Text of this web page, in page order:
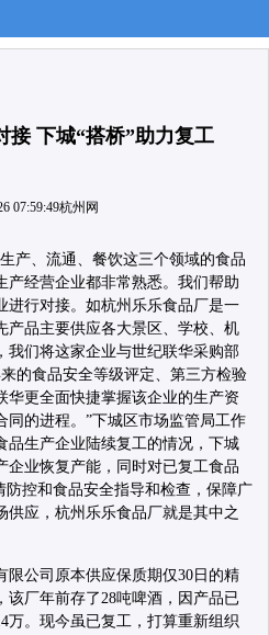
接 下城“搭桥”助力复工
07:59:49杭州网
产、流通、餐饮这三个领域的食品
产经营企业都非常熟悉。我们帮助
进行对接。如杭州乐乐食品厂是一
产品主要供应各大景区、学校、机
我们将这家企业与世纪联华采购部
的食品安全等级评定、第三方检验
华更全面快捷掌握该企业的生产资
同的进程。”下城区市场监管局工作
品生产企业陆续复工的情况，下城
企业恢复产能，同时对已复工食品
防控和食品安全指导和检查，保障广
供应，杭州乐乐食品厂就是其中之
限公司原本供应保质期仅30日的精
该厂年前存了28吨啤酒，因产品已
万。现今虽已复工，打算重新组织